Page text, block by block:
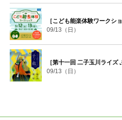
［こども能楽体験ワークショ
09/13（日）
［第十一回 二子玉川ライズ
09/13（日）